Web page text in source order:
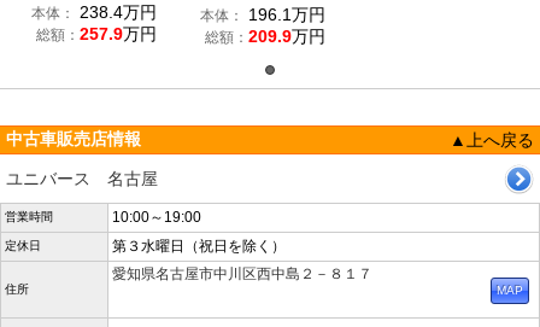
本体： 238.4万円
総額： 257.9万円
本体： 196.1万円
総額： 209.9万円
中古車販売店情報
▲上へ戻る
ユニバース 名古屋
営業時間 10:00～19:00
定休日 第３水曜日（祝日を除く）
住所
愛知県名古屋市中川区西中島２－８１７